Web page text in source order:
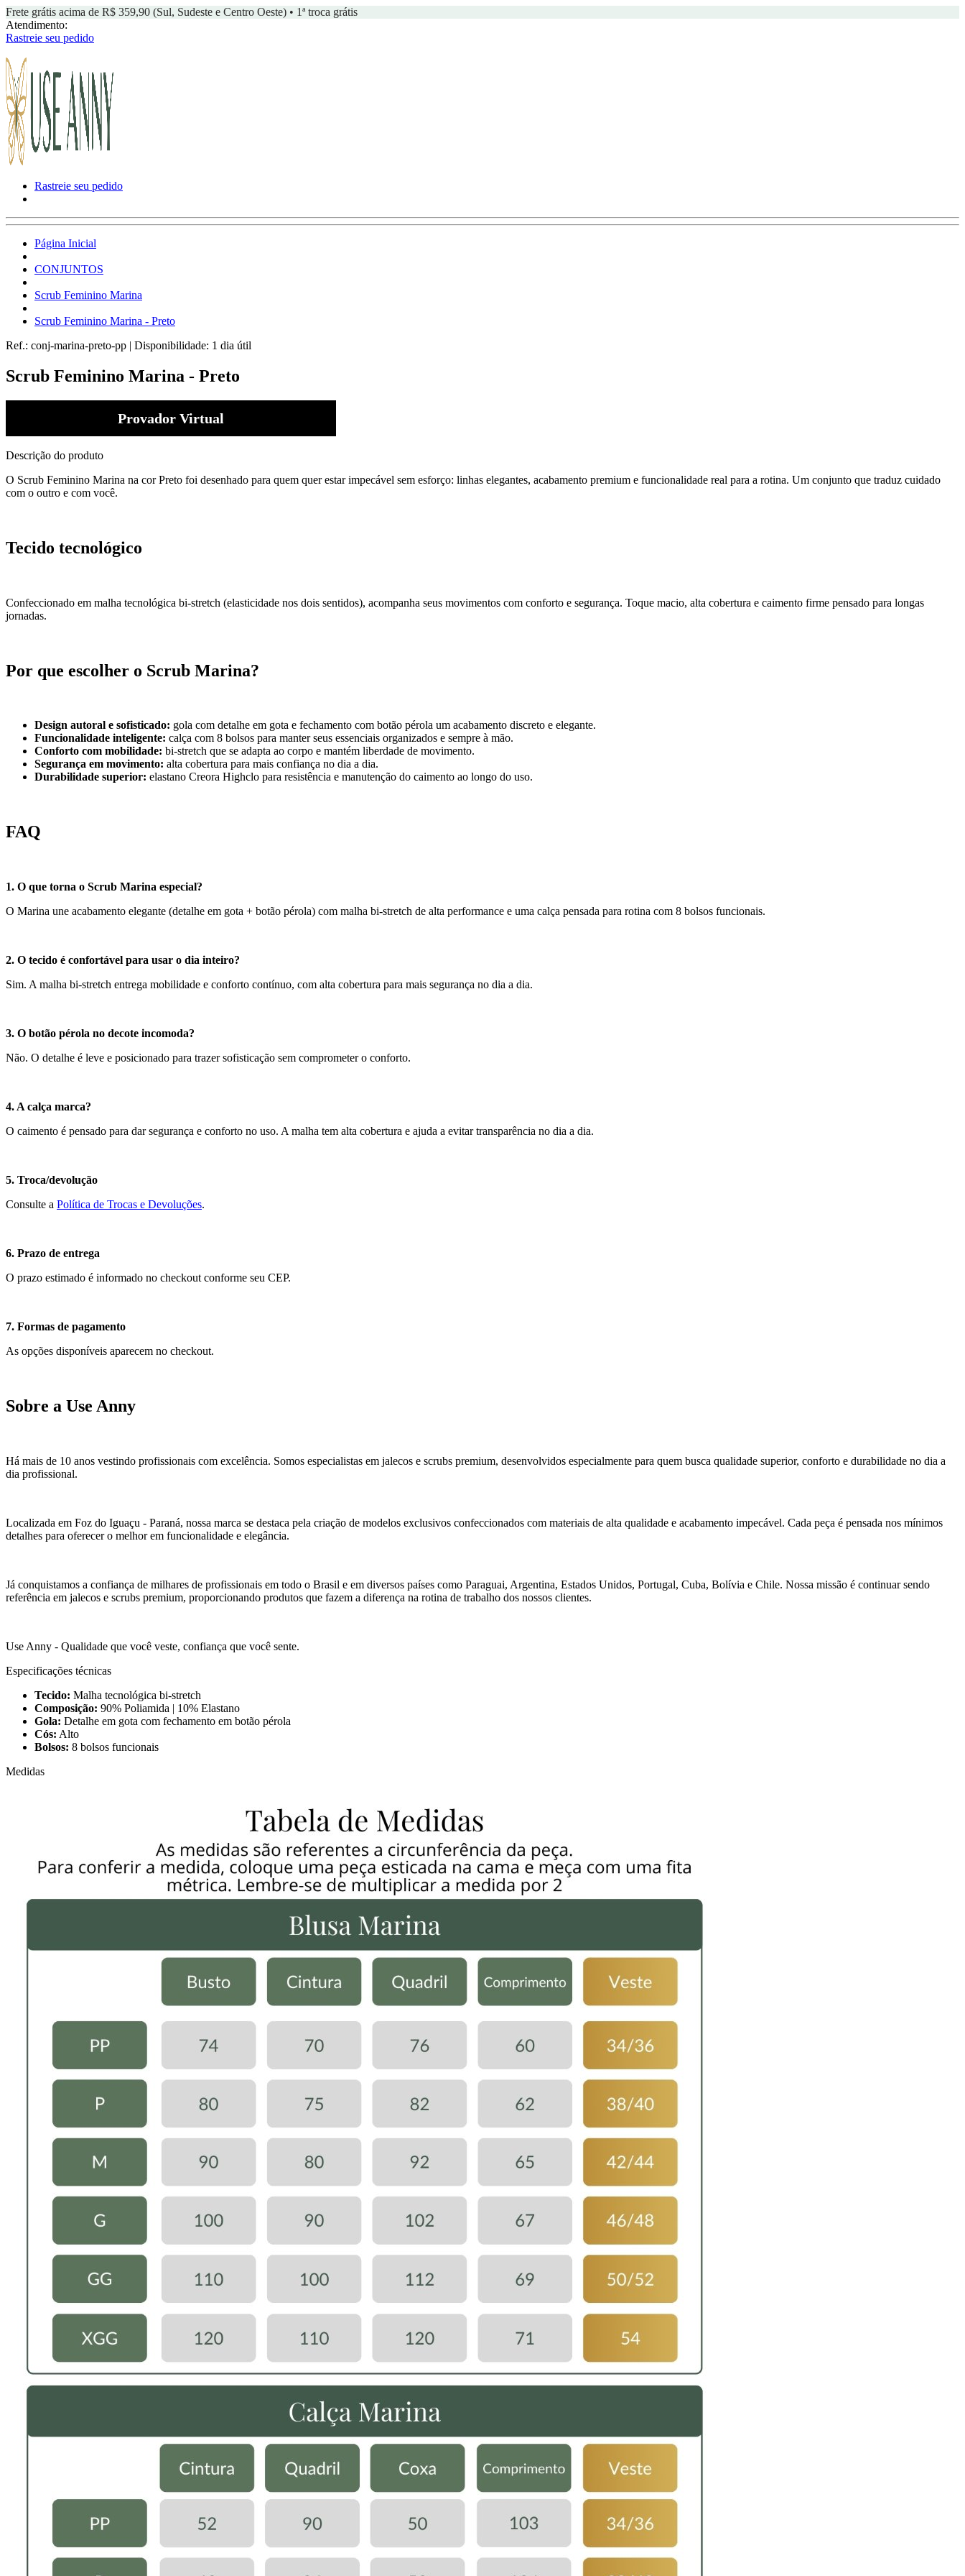
Frete grátis acima de R$ 359,90 (Sul, Sudeste e Centro Oeste) • 1ª troca grátis
Atendimento:
Rastreie seu pedido
Rastreie seu pedido
Página Inicial
CONJUNTOS
Scrub Feminino Marina
Scrub Feminino Marina - Preto
Ref.: conj-marina-preto-pp | Disponibilidade: 1 dia útil
Scrub Feminino Marina - Preto
Provador Virtual
Descrição do produto
O Scrub Feminino Marina na cor Preto foi desenhado para quem quer estar impecável sem esforço: linhas elegantes, acabamento premium e funcionalidade real para a rotina. Um conjunto que traduz cuidado
com o outro e com você.
Tecido tecnológico
Confeccionado em malha tecnológica bi-stretch (elasticidade nos dois sentidos), acompanha seus movimentos com conforto e segurança. Toque macio, alta cobertura e caimento firme pensado para longas
jornadas.
Por que escolher o Scrub Marina?
Design autoral e sofisticado: gola com detalhe em gota e fechamento com botão pérola um acabamento discreto e elegante.
Funcionalidade inteligente: calça com 8 bolsos para manter seus essenciais organizados e sempre à mão.
Conforto com mobilidade: bi-stretch que se adapta ao corpo e mantém liberdade de movimento.
Segurança em movimento: alta cobertura para mais confiança no dia a dia.
Durabilidade superior: elastano Creora Highclo para resistência e manutenção do caimento ao longo do uso.
FAQ
1. O que torna o Scrub Marina especial?
O Marina une acabamento elegante (detalhe em gota + botão pérola) com malha bi-stretch de alta performance e uma calça pensada para rotina com 8 bolsos funcionais.
2. O tecido é confortável para usar o dia inteiro?
Sim. A malha bi-stretch entrega mobilidade e conforto contínuo, com alta cobertura para mais segurança no dia a dia.
3. O botão pérola no decote incomoda?
Não. O detalhe é leve e posicionado para trazer sofisticação sem comprometer o conforto.
4. A calça marca?
O caimento é pensado para dar segurança e conforto no uso. A malha tem alta cobertura e ajuda a evitar transparência no dia a dia.
5. Troca/devolução
Consulte a Política de Trocas e Devoluções.
6. Prazo de entrega
O prazo estimado é informado no checkout conforme seu CEP.
7. Formas de pagamento
As opções disponíveis aparecem no checkout.
Sobre a Use Anny
Há mais de 10 anos vestindo profissionais com excelência. Somos especialistas em jalecos e scrubs premium, desenvolvidos especialmente para quem busca qualidade superior, conforto e durabilidade no dia a
dia profissional.
Localizada em Foz do Iguaçu - Paraná, nossa marca se destaca pela criação de modelos exclusivos confeccionados com materiais de alta qualidade e acabamento impecável. Cada peça é pensada nos mínimos
detalhes para oferecer o melhor em funcionalidade e elegância.
Já conquistamos a confiança de milhares de profissionais em todo o Brasil e em diversos países como Paraguai, Argentina, Estados Unidos, Portugal, Cuba, Bolívia e Chile. Nossa missão é continuar sendo
referência em jalecos e scrubs premium, proporcionando produtos que fazem a diferença na rotina de trabalho dos nossos clientes.
Use Anny - Qualidade que você veste, confiança que você sente.
Especificações técnicas
Tecido: Malha tecnológica bi-stretch
Composição: 90% Poliamida | 10% Elastano
Gola: Detalhe em gota com fechamento em botão pérola
Cós: Alto
Bolsos: 8 bolsos funcionais
Medidas